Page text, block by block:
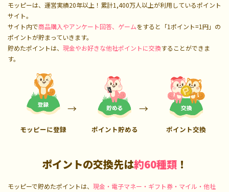
モッピーは、運営実績20年以上！累計1,400万人以上が利用しているポイント
サイト。
サイト内で商品購入やアンケート回答、ゲームをすると「1ポイント=1円」の
ポイントが貯まっていきます。
貯めたポイントは、 現金やお好きな他社ポイントに交換することができま
す。
モッピーに登録 ポイント貯める ポイント交換
ポイントの交換先は約60種類 ！
モッピーで貯めたポイントは、 現金・電子マネー・ギフト券・マイル・他社